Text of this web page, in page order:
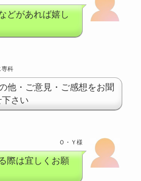
どがあれば嬉し
専科
他・ご意見・ご感想をお聞
下さい
Ｏ・Ｙ様
際は宜しくお願